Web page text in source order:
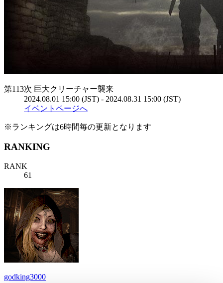
第113次 巨大クリーチャー襲来
2024.08.01 15:00 (JST) - 2024.08.31 15:00 (JST)
イベントページへ
※ランキングは6時間毎の更新となります
RANKING
RANK
61
godking3000